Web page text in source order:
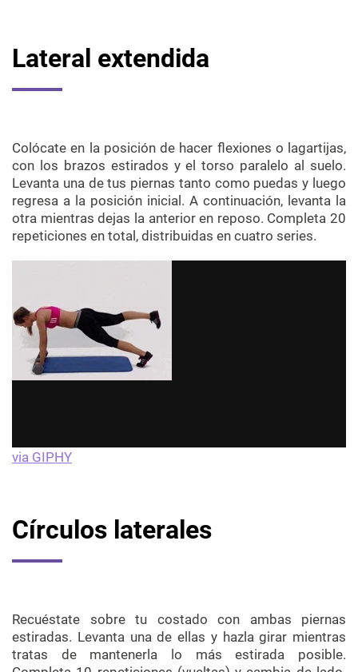
Lateral extendida
Colócate en la posición de hacer flexiones o lagartijas,
con los brazos estirados y el torso paralelo al suelo.
Levanta una de tus piernas tanto como puedas y luego
regresa a la posición inicial. A continuación, levanta la
otra mientras dejas la anterior en reposo. Completa 20
repeticiones en total, distribuidas en cuatro series.
via GIPHY
Círculos laterales
Recuéstate sobre tu costado con ambas piernas
estiradas. Levanta una de ellas y hazla girar mientras
tratas de mantenerla lo más estirada posible.